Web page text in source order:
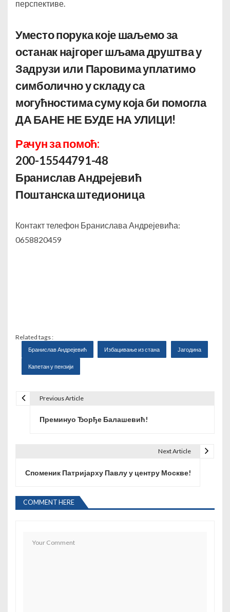
перспективе.
Уместо порука које шаљемо за
останак најгорег шљама друштва у
Задрузи или Паровима уплатимо
симболично у складу са
могућностима суму која би помогла
ДА БАНЕ НЕ БУДЕ НА УЛИЦИ!
Рачун за помоћ:
200-15544791-48
Бранислав Андрејевић
Поштанска штедионица
Контакт телефон Бранислава Андрејевића:
0658820459
Related tags :
Бранислав Андрејевић Избацивање из стана Јагодина
Капетан у пензији
њ
Previous Article
Преминуо Ђорђе Балашевић!
Next Article
Споменик Патријарху Павлу у центру Москве!
COMMENT HERE